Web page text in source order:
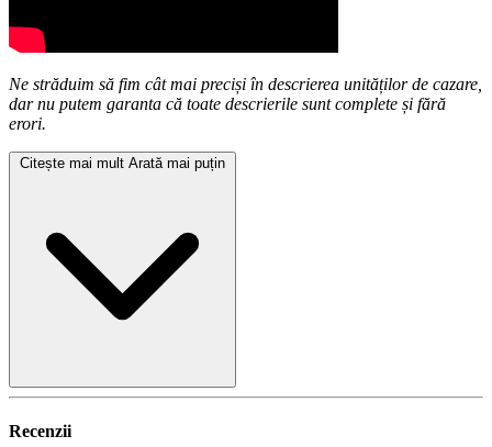
Ne străduim să fim cât mai preciși în descrierea unităților de cazare,
dar nu putem garanta că toate descrierile sunt complete și fără
erori.
Citește mai mult Arată mai puțin
Recenzii